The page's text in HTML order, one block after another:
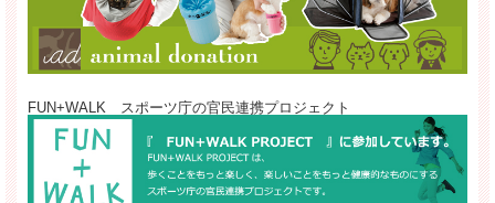
FUN+WALK スポーツ庁の官民連携プロジェクト